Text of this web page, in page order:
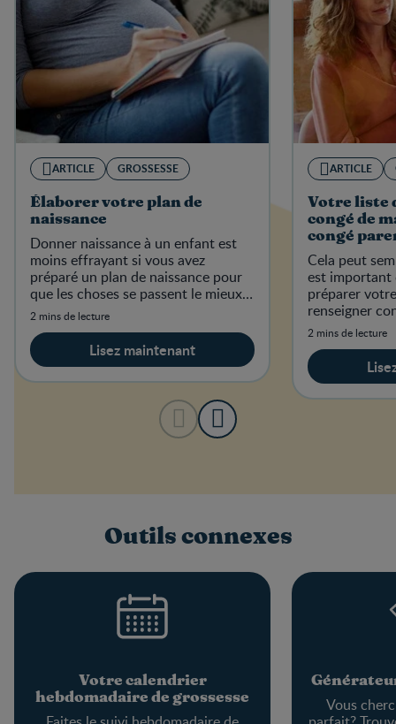
ARTICLE GROSSESSE
Élaborer votre plan de
naissance
Donner naissance à un enfant est
moins effrayant si vous avez
préparé un plan de naissance pour
que les choses se passent le mieux
possible.
2 mins de lecture
Lisez maintenant
ARTICLE
Votre liste
congé de
congé
Cela peut
est important
préparer
renseigner
avant
2 mins de lecture
Outils connexes
Votre calendrier
hebdomadaire de grossesse
Vous